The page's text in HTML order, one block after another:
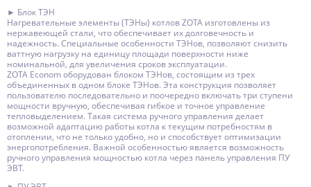
► Блок ТЭН
Нагревательные элементы (ТЭНы) котлов ZOTA изготовлены из
нержавеющей стали, что обеспечивает их долговечность и
надежность. Специальные особенности ТЭНов, позволяют снизить
ваттную нагрузку на единицу площади поверхности ниже
номинальной, для увеличения сроков эксплуатации.
ZOTA Econom оборудован блоком ТЭНов, состоящим из трех
объединенных в одном блоке ТЭНов. Эта конструкция позволяет
пользователю последовательно и поочередно включать три ступени
мощности вручную, обеспечивая гибкое и точное управление
тепловыделением. Такая система ручного управления делает
возможной адаптацию работы котла к текущим потребностям в
отоплении, что не только удобно, но и способствует оптимизации
энергопотребления. Важной особенностью является возможность
ручного управления мощностью котла через панель управления ПУ
ЭВТ.